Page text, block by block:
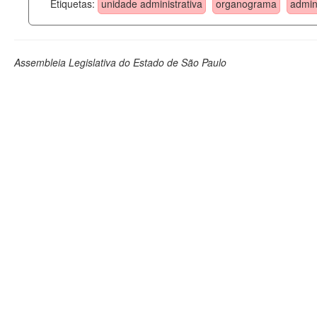
Etiquetas: unidade administrativa organograma
Assembleia Legislativa do Estado de São Paulo